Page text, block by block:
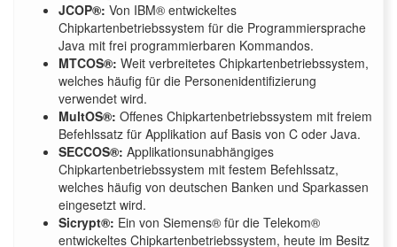
JCOP®: Von IBM® entwickeltes
Chipkartenbetriebssystem für die Programmiersprache
Java mit frei programmierbaren Kommandos.
MTCOS®: Weit verbreitetes Chipkartenbetriebssystem,
welches häufig für die Personenidentifizierung
verwendet wird.
MultOS®: Offenes Chipkartenbetriebssystem mit freiem
Befehlssatz für Applikation auf Basis von C oder Java.
SECCOS®: Applikationsunabhängiges
Chipkartenbetriebssystem mit festem Befehlssatz,
welches häufig von deutschen Banken und Sparkassen
eingesetzt wird.
Sicrypt®: Ein von Siemens® für die Telekom®
entwickeltes Chipkartenbetriebssystem, heute im Besitz